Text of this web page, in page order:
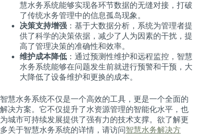
慧水务系统能够实现各环节数据的无缝对接，打破
了传统水务管理中的信息孤岛现象。
决策支持增强 ：基于大数据分析，系统为管理者提
供了科学的决策依据，减少了人为因素的干扰，提
高了管理决策的准确性和效率。
维护成本降低 ：通过预测性维护和远程监控，智慧
水务系统能够在问题发生前就进行预警和干预，大
大降低了设备维护和更换的成本。
智慧水务系统不仅是一个高效的工具，更是一个全面的
解决方案。它不仅提升了水资源管理的智能化水平，也
为城市可持续发展提供了强有力的技术支撑。欲了解更
多关于智慧水务系统的详情，请访问智慧水务解决方